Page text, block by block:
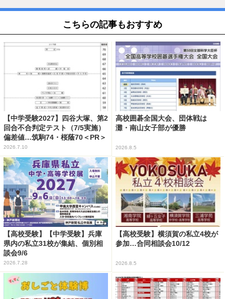
こちらの記事もおすすめ
【中学受験2027】四谷大塚、第2
回合不合判定テスト（7/5実施）
偏差値…筑駒74・桜蔭70＜PR＞
2026.7.10
高校囲碁全国大会、団体戦は
灘・南山女子部が優勝
2026.8.5
【高校受験】【中学受験】兵庫
県内の私立31校が集結、個別相
談会9/6
2026.7.28
【高校受験】横須賀の私立4校が
参加…合同相談会10/12
2026.8.5